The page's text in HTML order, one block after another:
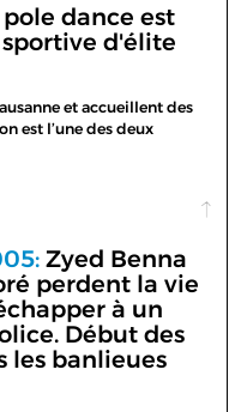
dance est
d'élite
et accueillent des
est l’une des deux
Zyed Benna
perdent la vie
à un
Début des
les banlieues